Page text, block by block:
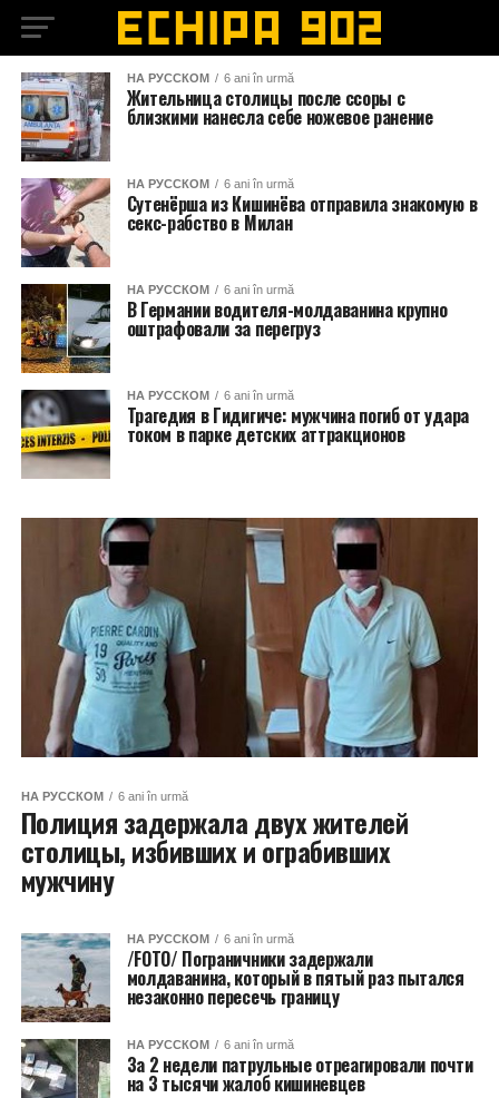
НА РУССКОМ 6 ani în urmă
Жительница столицы после ссоры с
близкими нанесла себе ножевое ранение
НА РУССКОМ 6 ani în urmă
Сутенёрша из Кишинёва отправила знакомую в
секс-рабство в Милан
НА РУССКОМ 6 ani în urmă
В Германии водителя-молдаванина крупно
оштрафовали за перегруз
НА РУССКОМ 6 ani în urmă
Трагедия в Гидигиче: мужчина погиб от удара
током в парке детских аттракционов
НА РУССКОМ 6 ani în urmă
Полиция задержала двух жителей
столицы, избивших и ограбивших
мужчину
НА РУССКОМ 6 ani în urmă
/FOTO/ Пограничники задержали
молдаванина, который в пятый раз пытался
незаконно пересечь границу
НА РУССКОМ 6 ani în urmă
За 2 недели патрульные отреагировали почти
на 3 тысячи жалоб кишиневцев